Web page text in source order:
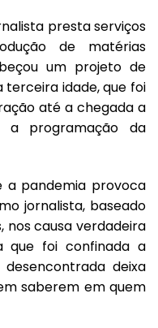
presta serviços
de matérias
um projeto de
idade, que foi
até a chegada a
a programação da
a pandemia provoca
jornalista, baseado
nos causa verdadeira
que foi confinada a
deixa
saberem em quem